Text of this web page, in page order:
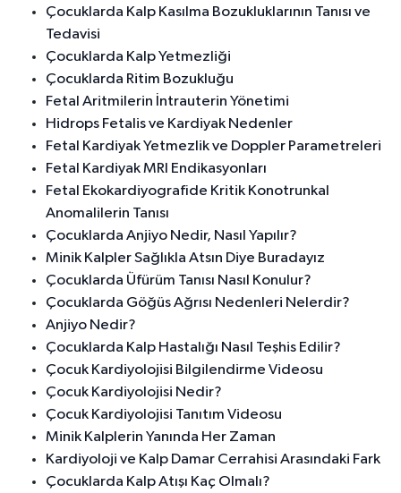
Çocuklarda Kalp Kasılma Bozukluklarının Tanısı ve
Tedavisi
Çocuklarda Kalp Yetmezliği
Çocuklarda Ritim Bozukluğu
Fetal Aritmilerin İntrauterin Yönetimi
Hidrops Fetalis ve Kardiyak Nedenler
Fetal Kardiyak Yetmezlik ve Doppler Parametreleri
Fetal Kardiyak MRI Endikasyonları
Fetal Ekokardiyografide Kritik Konotrunkal
Anomalilerin Tanısı
Çocuklarda Anjiyo Nedir, Nasıl Yapılır?
Minik Kalpler Sağlıkla Atsın Diye Buradayız
Çocuklarda Üfürüm Tanısı Nasıl Konulur?
Çocuklarda Göğüs Ağrısı Nedenleri Nelerdir?
Anjiyo Nedir?
Çocuklarda Kalp Hastalığı Nasıl Teşhis Edilir?
Çocuk Kardiyolojisi Bilgilendirme Videosu
Çocuk Kardiyolojisi Nedir?
Çocuk Kardiyolojisi Tanıtım Videosu
Minik Kalplerin Yanında Her Zaman
Kardiyoloji ve Kalp Damar Cerrahisi Arasındaki Fark
Çocuklarda Kalp Atışı Kaç Olmalı?